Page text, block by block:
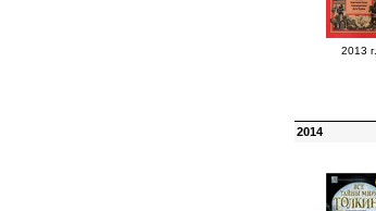
2013 г.
2014